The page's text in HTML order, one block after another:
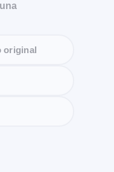
original